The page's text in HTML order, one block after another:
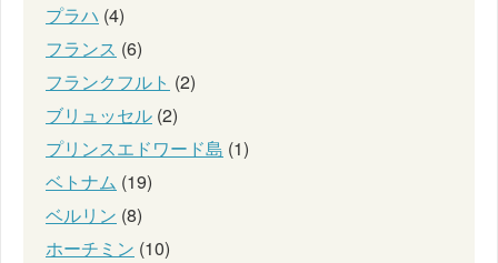
プラハ (4)
フランス (6)
フランクフルト (2)
ブリュッセル (2)
プリンスエドワード島 (1)
ベトナム (19)
ベルリン (8)
ホーチミン (10)